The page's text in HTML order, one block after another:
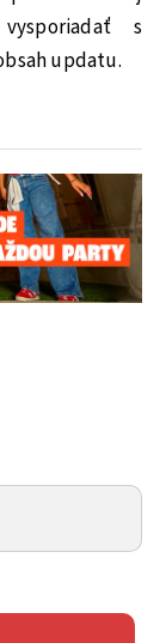
s
updatu.